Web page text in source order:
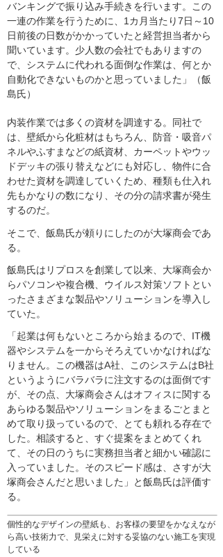
バンキングで振り込み手続きを行います。この
一連の作業を行うために、1カ月当たり7日～10
日前後の日数がかかっていたと経営担当者から
聞いています。少人数の会社でもありますの
で、システムに代われる面倒な作業は、何とか
自動化できないものかと思っていました」（飯
島氏）
個性的なデザインの壁紙も、お客様の要望をかなえなが
ら高い技術力で、見栄えに対する妥協のない施工を実現
している
内装作業では多くの資材を調達する。同社で
は、壁紙から化粧材はもちろん、防音・吸音パ
ネルやふすまなどの紙資材、カーペットやウッ
ドデッキの張り替えなどにも対応し、物件に合
わせた資材を調達していくため、種類も仕入れ
先もかなりの数になり、その分の請求書が発生
するのだ。
そこで、飯島氏が頼りにしたのが大塚商会であ
る。
飯島氏はリプロスを創業して以来、大塚商会か
らパソコンや複合機、ウイルス対策ソフトとい
ったさまざまな製品やソリューションを導入し
ていた。
「起業は何もないところから始まるので、IT機
器やシステムを一からそろえていかなければな
りません。この機器はA社、このシステムはB社
というようにバラバラに注文するのは面倒です
が、その点、大塚商会さんはオフィスに関する
あらゆる製品やソリューションをまるごとまと
めて取り扱っているので、とても頼れる存在で
した。相談すると、すぐ提案をまとめてくれ
て、その日のうちに実務担当者と細かい確認に
入っていました。そのスピード感は、さすが大
塚商会さんだと思いました」と飯島氏は評価す
る。